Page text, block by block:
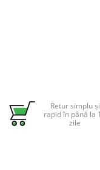
Retur simplu și
rapid în până la
zile